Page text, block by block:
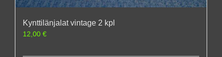
Kynttilänjalat vintage 2 kpl
12,00 €